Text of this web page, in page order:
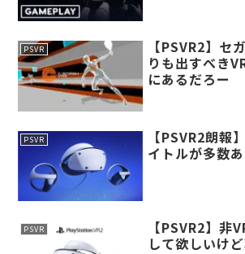
PSVR
【PSVR2】セ
りも出すべき
にあるだろー
PSVR
【PSVR2朗報
イトルが多数
PSVR
【PSVR2】非
して欲しいけ